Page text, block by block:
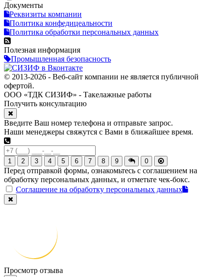
Документы
Реквизиты компании
Политика конфедицеальности
Политика обработки персональных данных
Полезная информация
Промышленная безопасность
© 2013-2026 - Веб-сайт компании не является публичной
офертой.
ООО «ТДК СИЗИФ» - Такелажные работы
Получить консультацию
Введите Ваш номер телефона и отправьте запрос.
Наши менеджеры свяжутся с Вами в ближайшее время.
1 2 3 4 5 6 7 8 9 0
Перед отправкой формы, ознакомьтесь с соглашением на
обработку персональных данных, и отметьте чек-бокс.
Соглашение на обработку персональных данных
Просмотр отзыва